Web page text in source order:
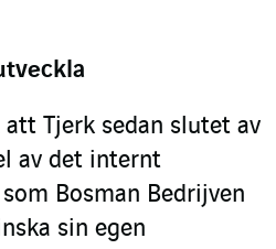
Tjerk sedan slutet av
av det internt
Bosman Bedrijven
sin egen